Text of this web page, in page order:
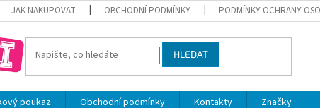
JAK NAKUPOVAT OBCHODNÍ PODMÍNKY PODMÍNKY OCHRANY
HLEDAT
poukaz Obchodní podmínky Kontakty
Značky